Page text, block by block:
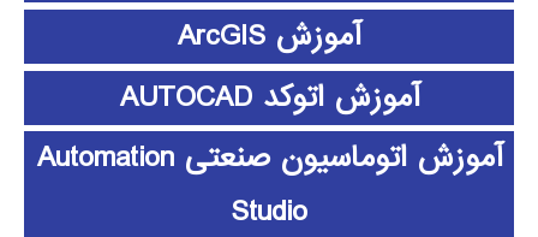
آموزش ArcGIS
آموزش اتوکد AUTOCAD
آموزش اتوماسیون صنعتی Automation
Studio